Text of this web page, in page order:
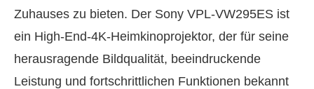
Zuhauses zu bieten. Der Sony VPL‑VW295ES ist
ein High‑End‑4K‑Heimkinoprojektor, der für seine
herausragende Bildqualität, beeindruckende
Leistung und fortschrittlichen Funktionen bekannt